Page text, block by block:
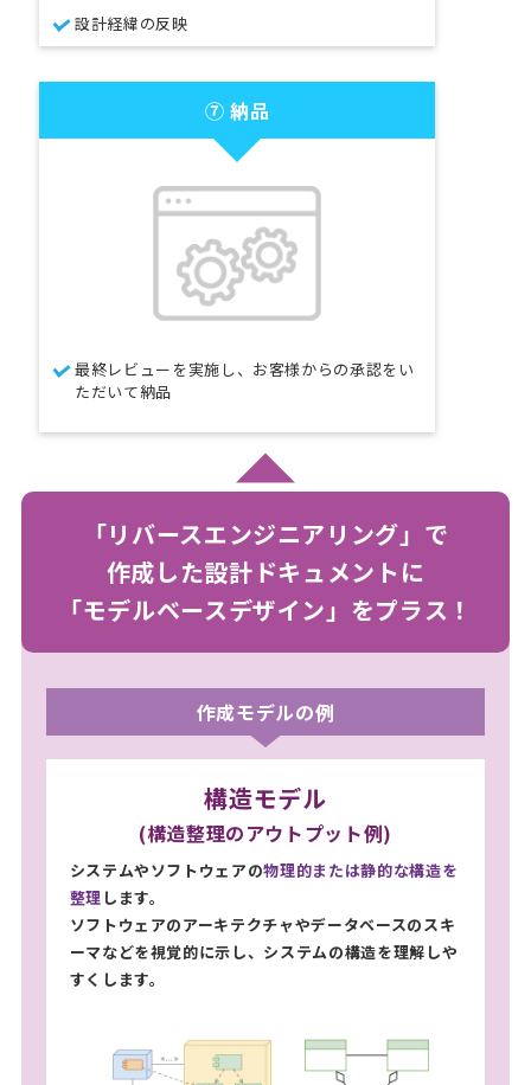
設計経緯の反映
⑦ 納品
最終レビューを実施し、お客様からの承認をい
ただいて納品
「リバースエンジニアリング」で
作成した設計ドキュメントに
「モデルベースデザイン」をプラス！
作成モデルの例
構造モデル
(構造整理のアウトプット例)
システムやソフトウェアの物理的または静的な構造を
整理 します。
ソフトウェアのアーキテクチャやデータベースのスキ
ーマなどを視覚的に示し、システムの構造を理解しや
すくします。